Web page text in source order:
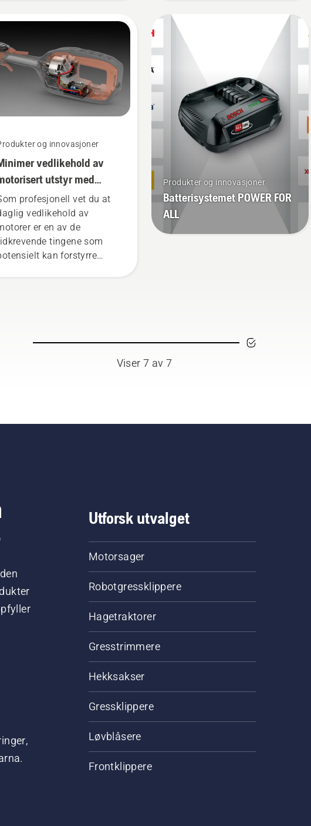
slik at
under klipping av
gress. Trykk på én
knapp på den batteridrevne
trimmeren for å
aktivere/deaktivere savE-
og innovasjoner
vedlikehold av
utstyr med
profesjonell vet du at
vedlikehold av
er en av de
tingene som
kan forstyrre
festet ryggsekkbatteri sørger
for en mer komfortabel
passform, og reduserer
kan arbeide lenger uten å ta
pauser.
Produkter og innovasjoner
Batterisystemet POWER FOR
ALL
Viser 7 av 7
Utforsk utvalget
Motorsager
Robotgressklippere
Hagetraktorer
Gresstrimmere
Hekksakser
Gressklippere
Løvblåsere
Frontklippere